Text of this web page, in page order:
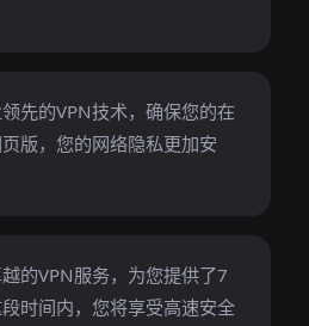
先的VPN技术，确保您的在
版，您的网络隐私更加安
的VPN服务，为您提供了7
时间内，您将享受高速安全